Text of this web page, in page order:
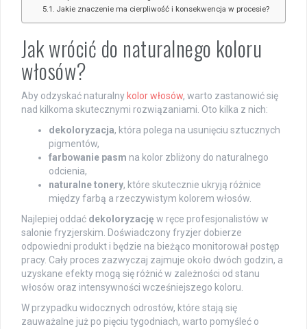
Jakie znaczenie ma cierpliwość i konsekwencja w procesie?
Jak wrócić do naturalnego koloru
włosów?
Aby odzyskać naturalny kolor włosów, warto zastanowić się
nad kilkoma skutecznymi rozwiązaniami. Oto kilka z nich:
dekoloryzacja, która polega na usunięciu sztucznych
pigmentów,
farbowanie pasm na kolor zbliżony do naturalnego
odcienia,
naturalne tonery, które skutecznie ukryją różnice
między farbą a rzeczywistym kolorem włosów.
Najlepiej oddać dekoloryzację w ręce profesjonalistów w
salonie fryzjerskim. Doświadczony fryzjer dobierze
odpowiedni produkt i będzie na bieżąco monitorował postęp
pracy. Cały proces zazwyczaj zajmuje około dwóch godzin, a
uzyskane efekty mogą się różnić w zależności od stanu
włosów oraz intensywności wcześniejszego koloru.
W przypadku widocznych odrostów, które stają się
zauważalne już po pięciu tygodniach, warto pomyśleć o